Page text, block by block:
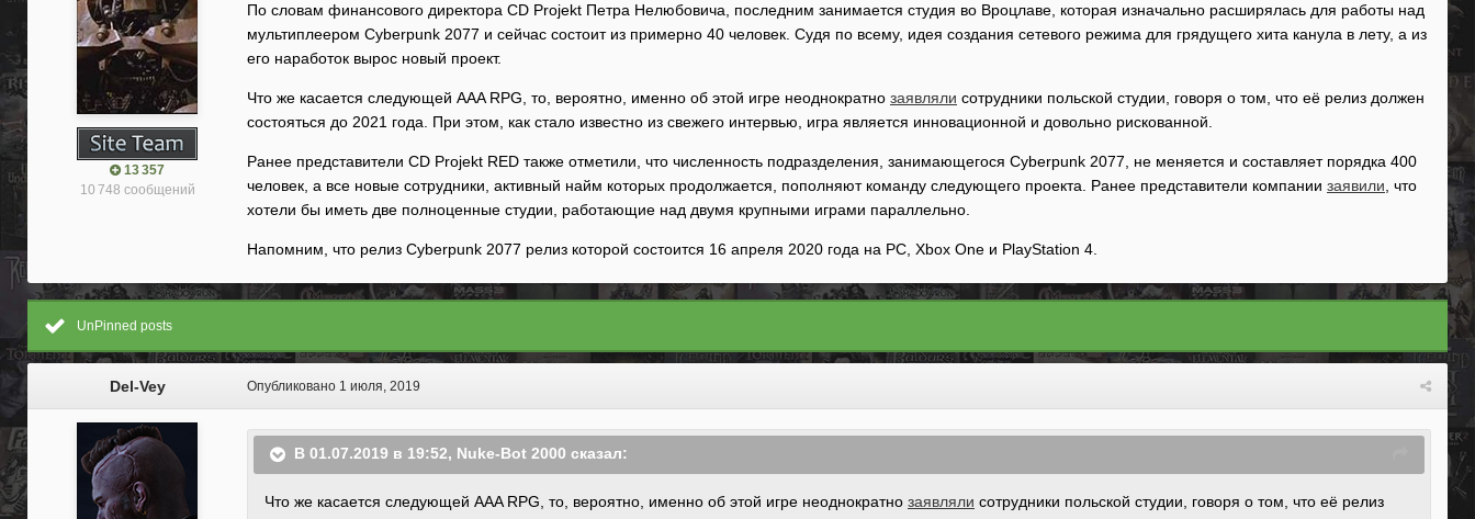
13 357
10 748 сообщений
По словам финансового директора CD Projekt Петра Нелюбовича, последним занимается студия во Вроцлаве, которая изначально расширялась для работы над
мультиплеером Cyberpunk 2077 и сейчас состоит из примерно 40 человек. Судя по всему, идея создания сетевого режима для грядущего хита канула в лету, а из
его наработок вырос новый проект.
Что же касается следующей AAA RPG, то, вероятно, именно об этой игре неоднократно заявляли сотрудники польской студии, говоря о том, что её релиз должен
состояться до 2021 года. При этом, как стало известно из свежего интервью, игра является инновационной и довольно рискованной.
Ранее представители CD Projekt RED также отметили, что численность подразделения, занимающегося Cyberpunk 2077, не меняется и составляет порядка 400
человек, а все новые сотрудники, активный найм которых продолжается, пополняют команду следующего проекта. Ранее представители компании заявили , что
хотели бы иметь две полноценные студии, работающие над двумя крупными играми параллельно.
Напомним, что релиз Cyberpunk 2077 релиз которой состоится 16 апреля 2020 года на PC, Xbox One и PlayStation 4.
UnPinned posts
Del-Vey Опубликовано 1 июля, 2019
В 01.07.2019 в 19:52, Nuke-Bot 2000 сказал:
Что же касается следующей AAA RPG, то, вероятно, именно об этой игре неоднократно заявляли сотрудники польской студии, говоря о том, что её релиз